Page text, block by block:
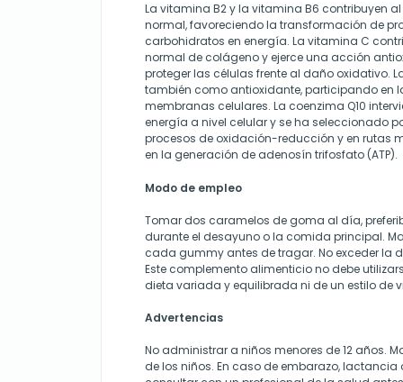
La vitamina B2 y la vitamina B6 contribuyen
normal, favoreciendo la transformación de
carbohidratos en energía. La vitamina C
normal de colágeno y ejerce una acción
proteger las células frente al daño oxidativo.
también como antioxidante, participando en
membranas celulares. La coenzima Q10
energía a nivel celular y se ha seleccionado
procesos de oxidación-reducción y en rutas
en la generación de adenosín trifosfato (ATP).
Modo de empleo
Tomar dos caramelos de goma al día,
durante el desayuno o la comida principal.
cada gummy antes de tragar. No exceder la
Este complemento alimenticio no debe
dieta variada y equilibrada ni de un estilo de
Advertencias
No administrar a niños menores de 12 años.
de los niños. En caso de embarazo,